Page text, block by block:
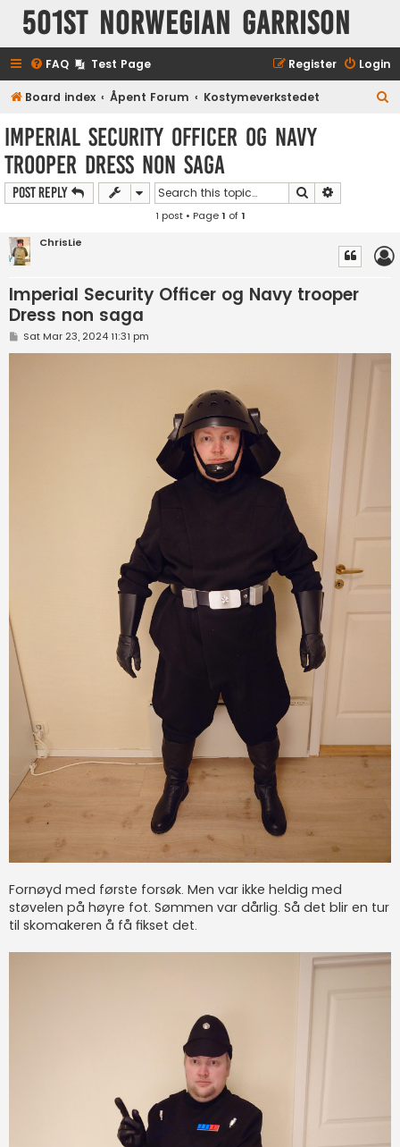
501st Norwegian Garrison
FAQ Test Page Login
Register
Board index Åpent Forum Kostymeverkstedet
Imperial Security Officer og Navy
trooper Dress non saga
Post Reply Search
1 post • Page1 of1
ChrisLie
Imperial Security Officer og Navy trooper
Dress non saga
PSat Mar 23, 2024 11:31 pm
Fornøyd med første forsøk. Men var ikke heldig med
støvelen på høyre fot. Sømmen var dårlig. Så det blir en tur
til skomakeren å få fikset det.